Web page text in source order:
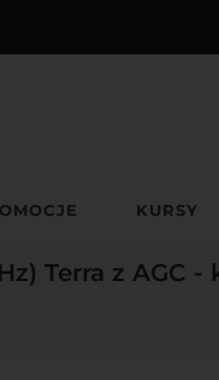
KURSY
Terra z AGC